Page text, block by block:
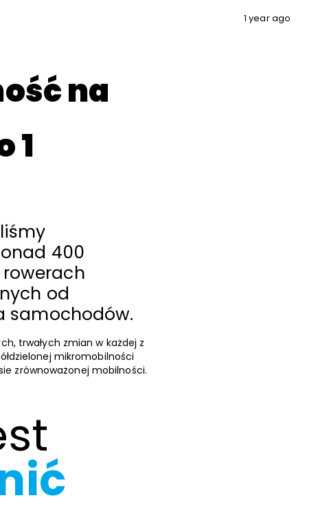
1 year ago
na
1
400
od
samochodów.
trwałych zmian w każdej z
mikromobilności
zrównoważonej mobilności.